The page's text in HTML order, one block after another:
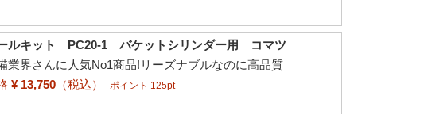
ルキット PC20-1 バケットシリンダー用 コマツ
業界さんに人気No1商品!リーズナブルなのに高品質
¥ 13,750 （税込） ポイント 125pt